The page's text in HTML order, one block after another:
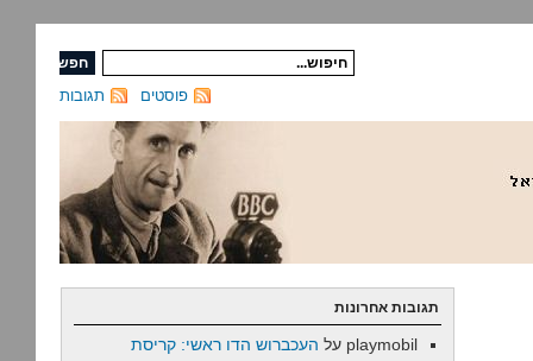
תגובות פוסטים
תגובות אחרונות
playmobil על העכברוש הדו ראשי: קריסת